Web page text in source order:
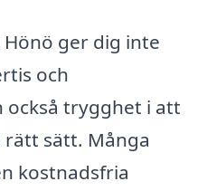
ger dig inte
och
också trygghet i att
sätt. Många
kostnadsfria